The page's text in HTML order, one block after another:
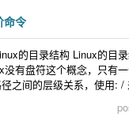
命令
的目录结构 Linux的目
没有盘符这个概念，只有
之间的层级关系，使用: /